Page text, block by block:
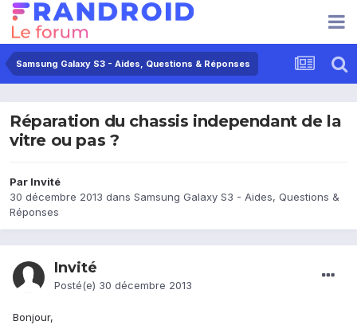
Samsung Galaxy S3 - Aides, Questions & Réponses
Réparation du chassis independant de la
vitre ou pas ?
Par Invité
30 décembre 2013 dans Samsung Galaxy S3 - Aides, Questions &
Réponses
Invité
Posté(e) 30 décembre 2013
Bonjour,